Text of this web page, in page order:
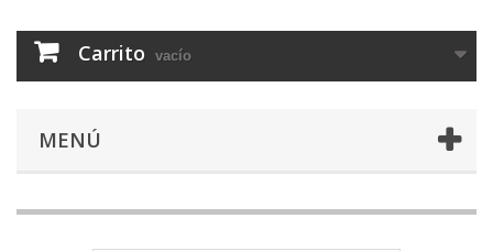
Carrito vacío
MENÚ